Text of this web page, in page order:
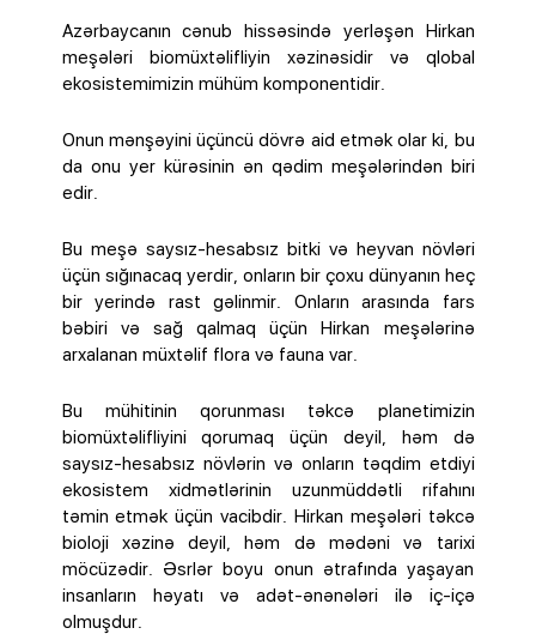
Azərbaycanın cənub hissəsində yerləşən Hirkan
meşələri biomüxtəlifliyin xəzinəsidir və qlobal
ekosistemimizin mühüm komponentidir.
Onun mənşəyini üçüncü dövrə aid etmək olar ki, bu
da onu yer kürəsinin ən qədim meşələrindən biri
edir.
Bu meşə saysız-hesabsız bitki və heyvan növləri
üçün sığınacaq yerdir, onların bir çoxu dünyanın heç
bir yerində rast gəlinmir. Onların arasında fars
bəbiri və sağ qalmaq üçün Hirkan meşələrinə
arxalanan müxtəlif flora və fauna var.
Bu mühitinin qorunması təkcə planetimizin
biomüxtəlifliyini qorumaq üçün deyil, həm də
saysız-hesabsız növlərin və onların təqdim etdiyi
ekosistem xidmətlərinin uzunmüddətli rifahını
təmin etmək üçün vacibdir. Hirkan meşələri təkcə
bioloji xəzinə deyil, həm də mədəni və tarixi
möcüzədir. Əsrlər boyu onun ətrafında yaşayan
insanların həyatı və adət-ənənələri ilə iç-içə
olmuşdur.